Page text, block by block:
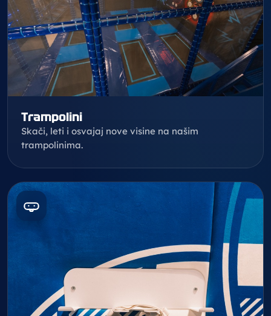
Trampolini
Skači, leti i osvajaj nove visine na našim
trampolinima.